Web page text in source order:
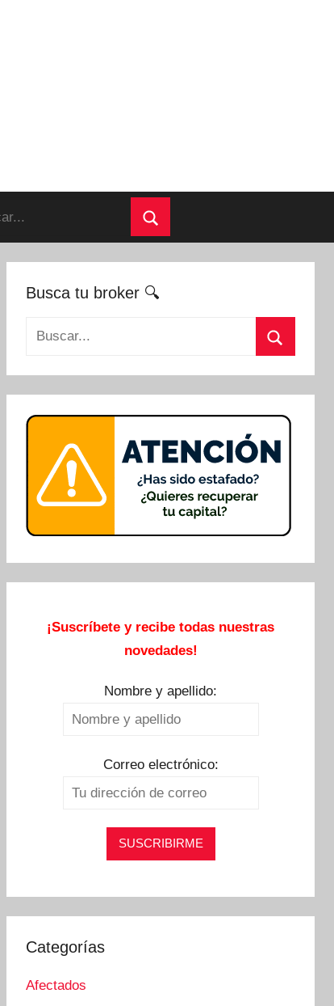
Buscar
Busca tu broker 🔍
Buscar:
¡Suscríbete y recibe todas nuestras
novedades!
Nombre y apellido:
Correo electrónico:
Categorías
Afectados